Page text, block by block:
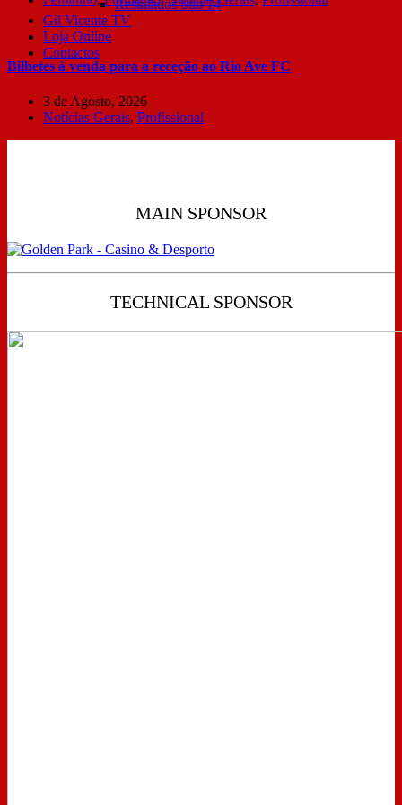
Resultados Sub 14
Gil Vicente TV
Loja Online
Contactos
Bilhetes à venda para a receção ao Rio Ave FC
3 de Agosto, 2026
Notícias Gerais, Profissional
MAIN SPONSOR
TECHNICAL SPONSOR